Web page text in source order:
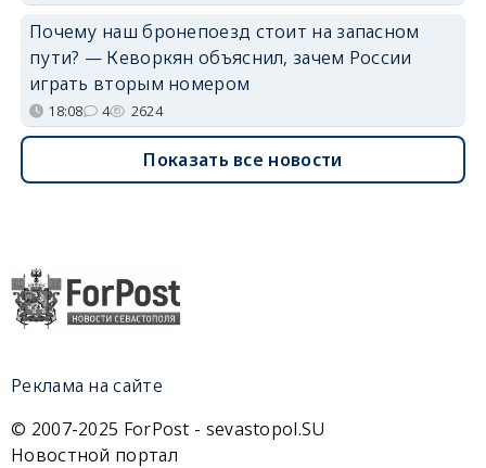
Почему наш бронепоезд стоит на запасном
пути? — Кеворкян объяснил, зачем России
играть вторым номером
18:08 4 2624
Показать все новости
Реклама на сайте
© 2007-2025 ForPost - sevastopol.SU
Новостной портал